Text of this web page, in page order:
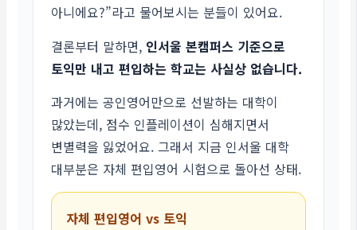
아니에요?”라고 물어보시는 분들이 있어요.
결론부터 말하면, 인서울 본캠퍼스 기준으로
토익만 내고 편입하는 학교는 사실상 없습니다.
과거에는 공인영어만으로 선발하는 대학이
많았는데, 점수 인플레이션이 심해지면서
변별력을 잃었어요. 그래서 지금 인서울 대학
대부분은 자체 편입영어 시험으로 돌아선 상태.
자체 편입영어 vs 토익